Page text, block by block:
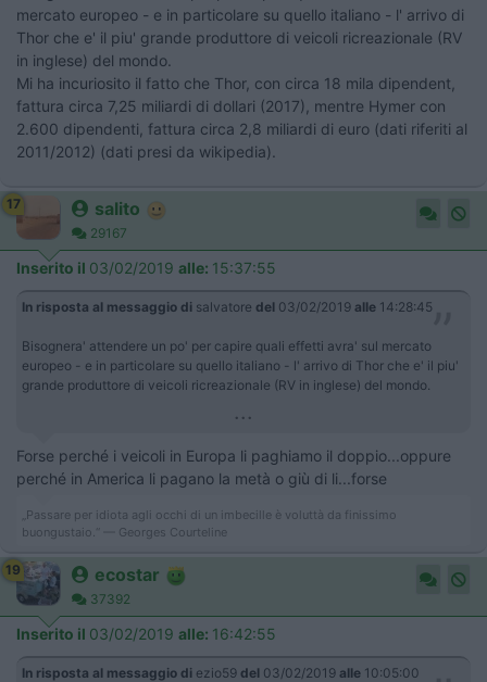
mercato europeo - e in particolare su quello italiano - l' arrivo di
Thor che e' il piu' grande produttore di veicoli ricreazionale (RV
in inglese) del mondo.
Mi ha incuriosito il fatto che Thor, con circa 18 mila dipendent,
fattura circa 7,25 miliardi di dollari (2017), mentre Hymer con
2.600 dipendenti, fattura circa 2,8 miliardi di euro (dati riferiti al
2011/2012) (dati presi da wikipedia).
17 salito
29167
Inserito il 03/02/2019 alle: 15:37:55
In risposta al messaggio di salvatore del 03/02/2019 alle 14:28:45
Bisognera' attendere un po' per capire quali effetti avra' sul mercato
europeo - e in particolare su quello italiano - l' arrivo di Thor che e' il piu'
grande produttore di veicoli ricreazionale (RV in inglese) del mondo.
...
Forse perché i veicoli in Europa li paghiamo il doppio...oppure
perché in America li pagano la metà o giù di li...forse
„Passare per idiota agli occhi di un imbecille è voluttà da finissimo
buongustaio.“ — Georges Courteline
19 ecostar
37392
Inserito il 03/02/2019 alle: 16:42:55
In risposta al messaggio di ezio59 del 03/02/2019 alle 10:05:00